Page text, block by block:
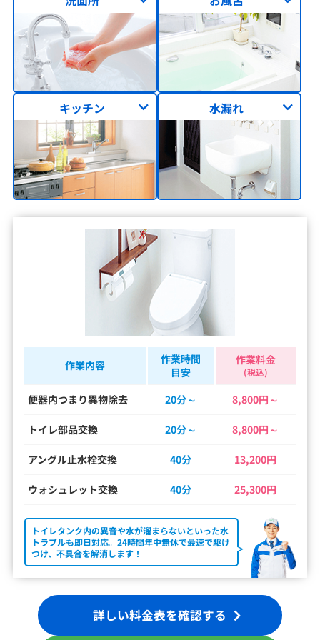
キッチン 水漏れ
作業内容
作業時間
目安
作業料金
(税込)
便器内つまり異物除去 20分～ 8,800円～
トイレ部品交換 20分～ 8,800円～
アングル止水栓交換 40分 13,200円
ウォシュレット交換 40分 25,300円
トイレタンク内の異音や水が溜まらないといった水
トラブルも即日対応。24時間年中無休で最速で駆け
つけ、不具合を解消します！
詳しい料金表を確認する